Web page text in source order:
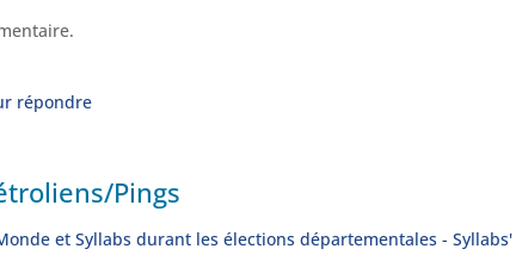
répondre
Pings
et Syllabs durant les élections départementales -